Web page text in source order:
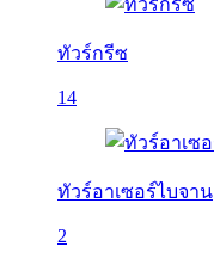
ทัวร์กรีซ
14
ทัวร์อาเซอร์ไบจาน
2